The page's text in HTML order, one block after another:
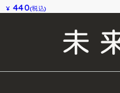
¥ 440(税込)